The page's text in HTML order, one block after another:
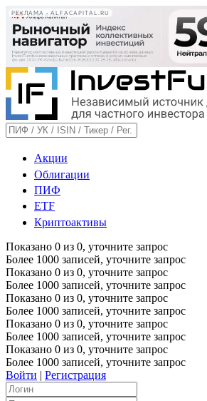
РЕКЛАМА • ALFACAPITAL.RU
Акции
Облигации
ПИФ
ETF
Криптоактивы
Показано 0 из 0, уточните запрос
Более 1000 записей, уточните запрос
Показано 0 из 0, уточните запрос
Более 1000 записей, уточните запрос
Показано 0 из 0, уточните запрос
Более 1000 записей, уточните запрос
Показано 0 из 0, уточните запрос
Более 1000 записей, уточните запрос
Показано 0 из 0, уточните запрос
Более 1000 записей, уточните запрос
Войти | Регистрация